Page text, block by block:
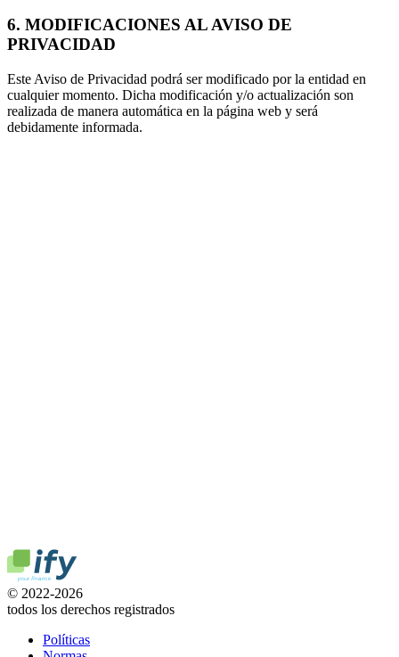
6. MODIFICACIONES AL AVISO DE
PRIVACIDAD
Este Aviso de Privacidad podrá ser modificado por la entidad en
cualquier momento. Dicha modificación y/o actualización son
realizada de manera automática en la página web y será
debidamente informada.
© 2022-2026
todos los derechos registrados
Políticas